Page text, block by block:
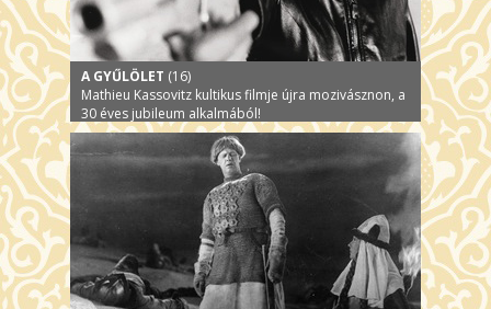
A GYŰLÖLET (16)
Mathieu Kassovitz kultikus filmje újra mozivásznon, a
30 éves jubileum alkalmából!